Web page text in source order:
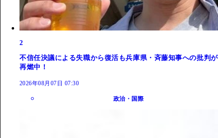
2
不信任決議による失職から復活も兵庫県・斉藤知事への批判が
再燃中！
2026年08月07日 07:30
政治・国際